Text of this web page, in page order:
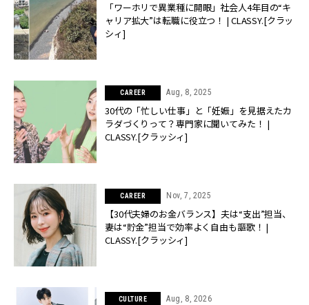
「ワーホリで異業種に開眼」社会人4年目の“キ
ャリア拡大”は転職に役立つ！ | CLASSY.[クラッ
シィ]
CAREER Aug, 8, 2025
30代の「忙しい仕事」と「妊娠」を見据えたカ
ラダづくりって？専門家に聞いてみた！ |
CLASSY.[クラッシィ]
CAREER Nov, 7, 2025
【30代夫婦のお金バランス】夫は“支出”担当、
妻は“貯金”担当で効率よく自由も謳歌！ |
CLASSY.[クラッシィ]
CULTURE Aug, 8, 2026